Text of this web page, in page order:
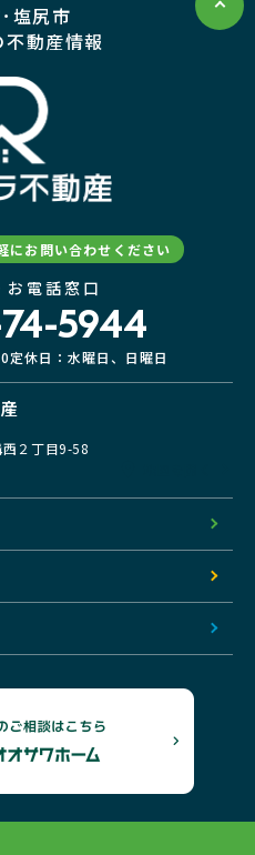
塩尻市
動産情報
にお問い合わせください
お電話窓口
5944
定休日：水曜日、日曜日
２丁目9-58